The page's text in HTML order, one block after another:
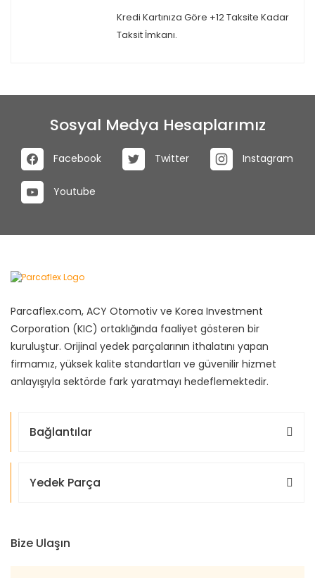
Kredi Kartınıza Göre +12 Taksite Kadar
Taksit İmkanı.
Sosyal Medya Hesaplarımız
Facebook Twitter Instagram
Youtube
Parcaflex.com, ACY Otomotiv ve Korea Investment
Corporation (KIC) ortaklığında faaliyet gösteren bir
kuruluştur. Orijinal yedek parçalarının ithalatını yapan
firmamız, yüksek kalite standartları ve güvenilir hizmet
anlayışıyla sektörde fark yaratmayı hedeflemektedir.
Bağlantılar
Yedek Parça
Bize Ulaşın